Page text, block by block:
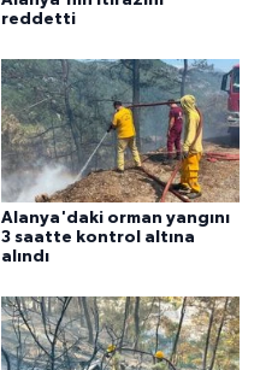
reddetti
Alanya'daki orman yangını
3 saatte kontrol altına
alındı